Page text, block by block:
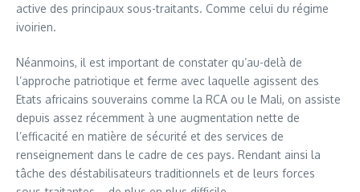
active des principaux sous-traitants. Comme celui du régime
ivoirien.
Néanmoins, il est important de constater qu’au-delà de
l’approche patriotique et ferme avec laquelle agissent des
Etats africains souverains comme la RCA ou le Mali, on assiste
depuis assez récemment à une augmentation nette de
l’efficacité en matière de sécurité et des services de
renseignement dans le cadre de ces pays. Rendant ainsi la
tâche des déstabilisateurs traditionnels et de leurs forces